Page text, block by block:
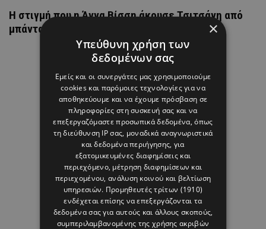
H στιγμή που η Άννα Βίσση άκουσε Τσιτσάνη από
μπάντα δρόμου
×
Υπεύθυνη χρήση των
δεδομένων σας
Εμείς και οι συνεργάτες μας χρησιμοποιούμε
cookies και παρόμοιες τεχνολογίες για να
αποθηκεύουμε και να έχουμε πρόσβαση σε
πληροφορίες στη συσκευή σας και να
επεξεργαζόμαστε προσωπικά δεδομένα, όπως
τη διεύθυνση IP σας, μοναδικά αναγνωριστικά
και δεδομένα περιήγησης, για
εξατομικευμένες διαφημίσεις και
περιεχόμενο, μέτρηση διαφημίσεων και
περιεχομένου, ανάλυση κοινού και βελτίωση
υπηρεσιών. Προμηθευτές τρίτων (1910)
ενδέχεται επίσης να επεξεργάζονται τα
δεδομένα σας για αυτούς και άλλους σκοπούς,
συμπεριλαμβανομένης της χρήσης ακριβών